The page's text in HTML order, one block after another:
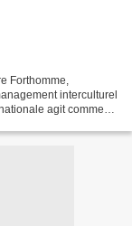
Forthomme,
interculturel
agit comme